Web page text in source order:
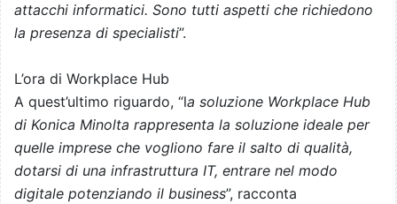
attacchi informatici. Sono tutti aspetti che richiedono
la presenza di specialisti”.
L’ora di Workplace Hub
A quest’ultimo riguardo, “la soluzione Workplace Hub
di Konica Minolta rappresenta la soluzione ideale per
quelle imprese che vogliono fare il salto di qualità,
dotarsi di una infrastruttura IT, entrare nel modo
digitale potenziando il business”, racconta